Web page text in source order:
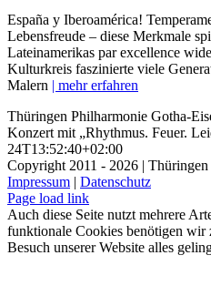
España y Iberoamérica!
Lebensfreude – diese Merkmale
Lateinamerikas par excellence
Kulturkreis faszinierte viele
Malern | mehr erfahren
Thüringen Philharmonie Gotha-
Konzert mit „Rhythmus. Feuer.
24T13:52:40+02:00
Copyright 2011 - 2026 |
Impressum | Datenschutz
Facebook
Instagram
WhatsApp
YouTube
E-
Mail
Telefon
Page load link
Auch diese Seite nutzt mehrere
funktionale Cookies benötigen
Besuch unserer Website alles